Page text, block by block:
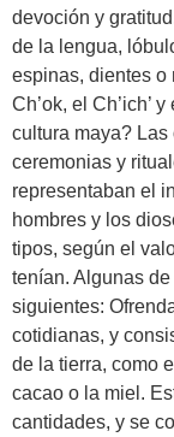
devoción y
de la lengua,
espinas, dientes o
Ch’ok, el Ch’ich’
cultura maya?
ceremonias y
representaban el
hombres y los
tipos, según el
tenían. Algunas
siguientes:
cotidianas, y
de la tierra, como
cacao o la miel.
cantidades, y se